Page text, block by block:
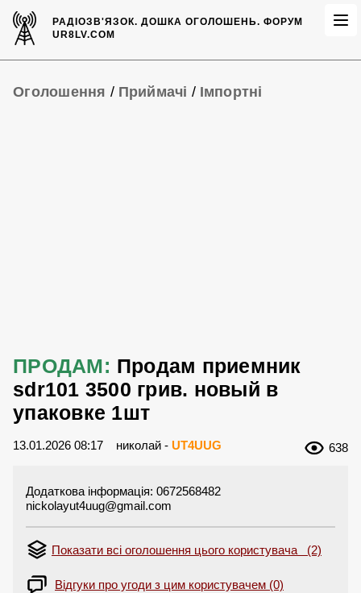
РАДІОЗВ'ЯЗОК.ДОШКА ОГОЛОШЕНЬ. ФОРУМ
UR8LV.COM
Оголошення / Приймачі / Імпортні
ПРОДАМ: Продам приемник
sdr101 3500 грив. новый в
упаковке 1шт
13.01.2026 08:17 николай - UT4UUG 638
Додаткова інформація: 0672568482
nickolayut4uug@gmail.com
Показати всі оголошення цього користувача (2)
Відгуки про угоди з цим користувачем (0)